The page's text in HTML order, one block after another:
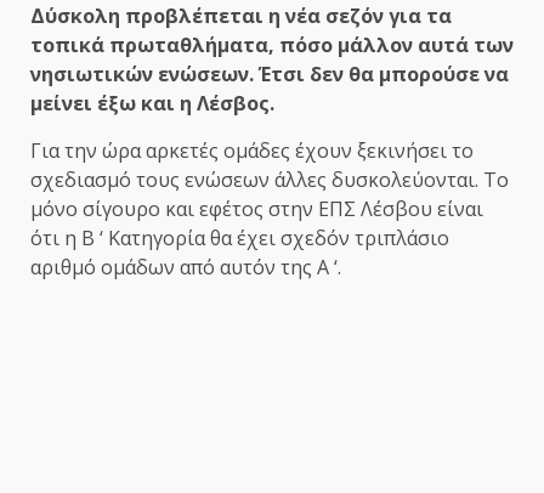
Δύσκολη προβλέπεται η νέα σεζόν για τα
τοπικά πρωταθλήματα, πόσο μάλλον αυτά των
νησιωτικών ενώσεων. Έτσι δεν θα μπορούσε να
μείνει έξω και η Λέσβος.
Για την ώρα αρκετές ομάδες έχουν ξεκινήσει το
σχεδιασμό τους ενώσεων άλλες δυσκολεύονται. Το
μόνο σίγουρο και εφέτος στην ΕΠΣ Λέσβου είναι
ότι η Β ‘ Κατηγορία θα έχει σχεδόν τριπλάσιο
αριθμό ομάδων από αυτόν της Α ‘.